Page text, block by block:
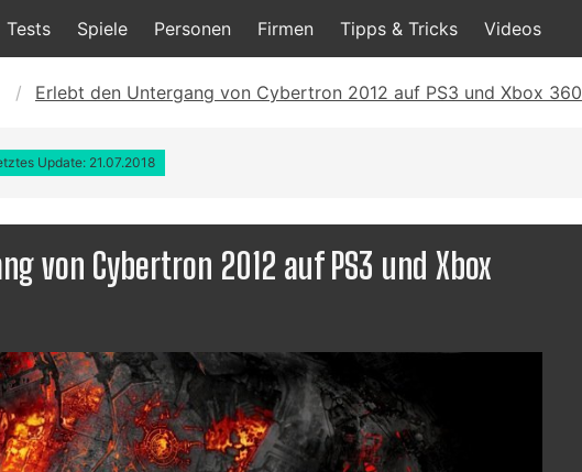
Tests Spiele Personen Firmen Tipps & Tricks Videos
Erlebt den Untergang von Cybertron 2012 auf PS3 und Xbox 360
Update: 21.07.2018
von Cybertron 2012 auf PS3 und Xbox